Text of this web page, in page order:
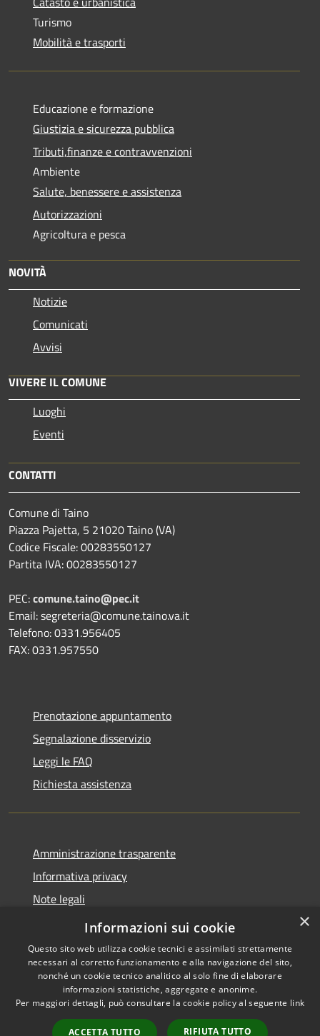
Turismo
Mobilità e trasporti
Educazione e formazione
Giustizia e sicurezza pubblica
Tributi,finanze e contravvenzioni
Ambiente
Salute, benessere e assistenza
Autorizzazioni
Agricoltura e pesca
NOVITÀ
Notizie
Comunicati
Avvisi
VIVERE IL COMUNE
Luoghi
Eventi
CONTATTI
Comune di Taino
Piazza Pajetta, 5 21020 Taino (VA)
Codice Fiscale: 00283550127
Partita IVA: 00283550127
PEC:comune.taino@pec.it
Email: segreteria@comune.taino.va.it
Telefono: 0331.956405
FAX: 0331.957550
Prenotazione appuntamento
Segnalazione disservizio
Leggi le FAQ
Richiesta assistenza
Amministrazione trasparente
Informativa privacy
Note legali
Dichiarazione di accessibilità
Accessibilità
Copyright © 2026 • Comune di
Taino • Powered by
Municipium• Accesso
×
Informazioni sui cookie
Questo sito web utilizza cookie tecnici e assimilati strettamente
necessari al corretto funzionamento e alla navigazione del sito,
nonché un cookie tecnico analitico al solo fine di elaborare
informazioni statistiche, aggregate e anonime.
Per maggiori dettagli, può consultare la cookie policy al seguente link
ACCETTA TUTTO RIFIUTA TUTTO